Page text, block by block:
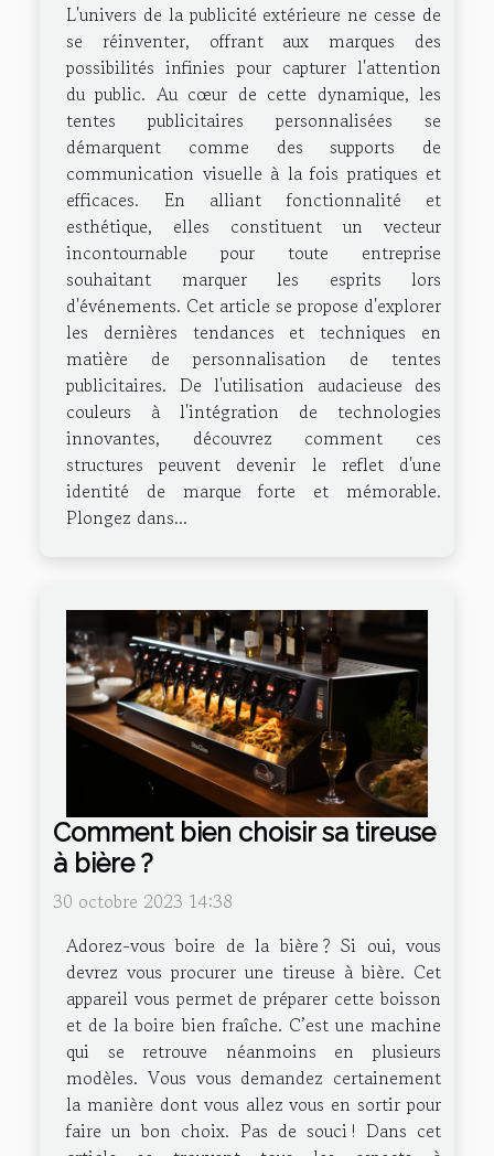
L'univers de la publicité extérieure ne cesse de
se réinventer, offrant aux marques des
possibilités infinies pour capturer l'attention
du public. Au cœur de cette dynamique, les
tentes publicitaires personnalisées se
démarquent comme des supports de
communication visuelle à la fois pratiques et
efficaces. En alliant fonctionnalité et
esthétique, elles constituent un vecteur
incontournable pour toute entreprise
souhaitant marquer les esprits lors
d'événements. Cet article se propose d'explorer
les dernières tendances et techniques en
matière de personnalisation de tentes
publicitaires. De l'utilisation audacieuse des
couleurs à l'intégration de technologies
innovantes, découvrez comment ces
structures peuvent devenir le reflet d'une
identité de marque forte et mémorable.
Plongez dans...
Comment bien choisir sa tireuse
à bière ?
30 octobre 2023 14:38
Adorez-vous boire de la bière ? Si oui, vous
devrez vous procurer une tireuse à bière. Cet
appareil vous permet de préparer cette boisson
et de la boire bien fraîche. C’est une machine
qui se retrouve néanmoins en plusieurs
modèles. Vous vous demandez certainement
la manière dont vous allez vous en sortir pour
faire un bon choix. Pas de souci ! Dans cet